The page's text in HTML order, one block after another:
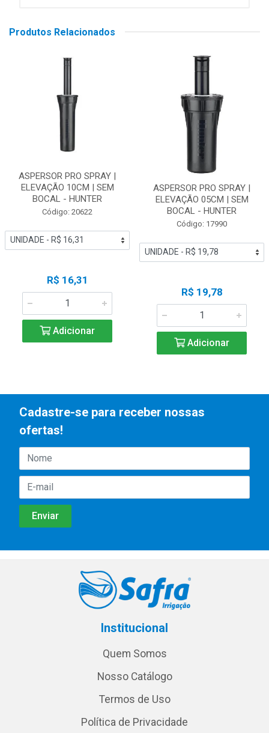
Produtos Relacionados
ASPERSOR PRO SPRAY |
ELEVAÇÃO 10CM | SEM
BOCAL - HUNTER
Código: 20622
R$ 16,31
Adicionar
ASPERSOR PRO SPRAY |
ELEVAÇÃO 05CM | SEM
BOCAL - HUNTER
Código: 17990
R$ 19,78
Adicionar
Cadastre-se para receber nossas
ofertas!
Institucional
Quem Somos
Nosso Catálogo
Termos de Uso
Política de Privacidade